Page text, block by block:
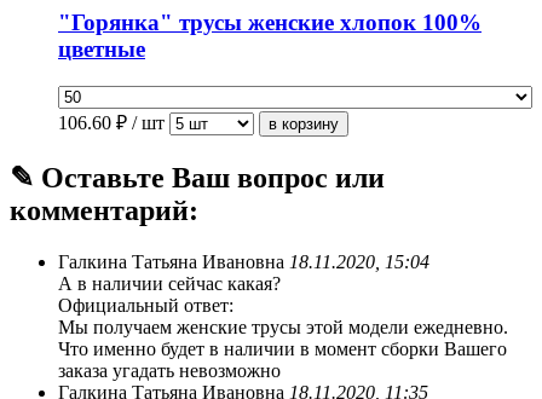
"Горянка" трусы женские хлопок 100%
цветные
106.60 ₽ / шт
✎ Оставьте Ваш вопрос или
комментарий:
Галкина Татьяна Ивановна 18.11.2020, 15:04
А в наличии сейчас какая?
Официальный ответ:
Мы получаем женские трусы этой модели ежедневно.
Что именно будет в наличии в момент сборки Вашего
заказа угадать невозможно
Галкина Татьяна Ивановна 18.11.2020, 11:35